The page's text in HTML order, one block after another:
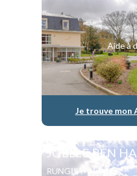
Aide à
Je trouve mon
JOELLE BEN
RUNGIS